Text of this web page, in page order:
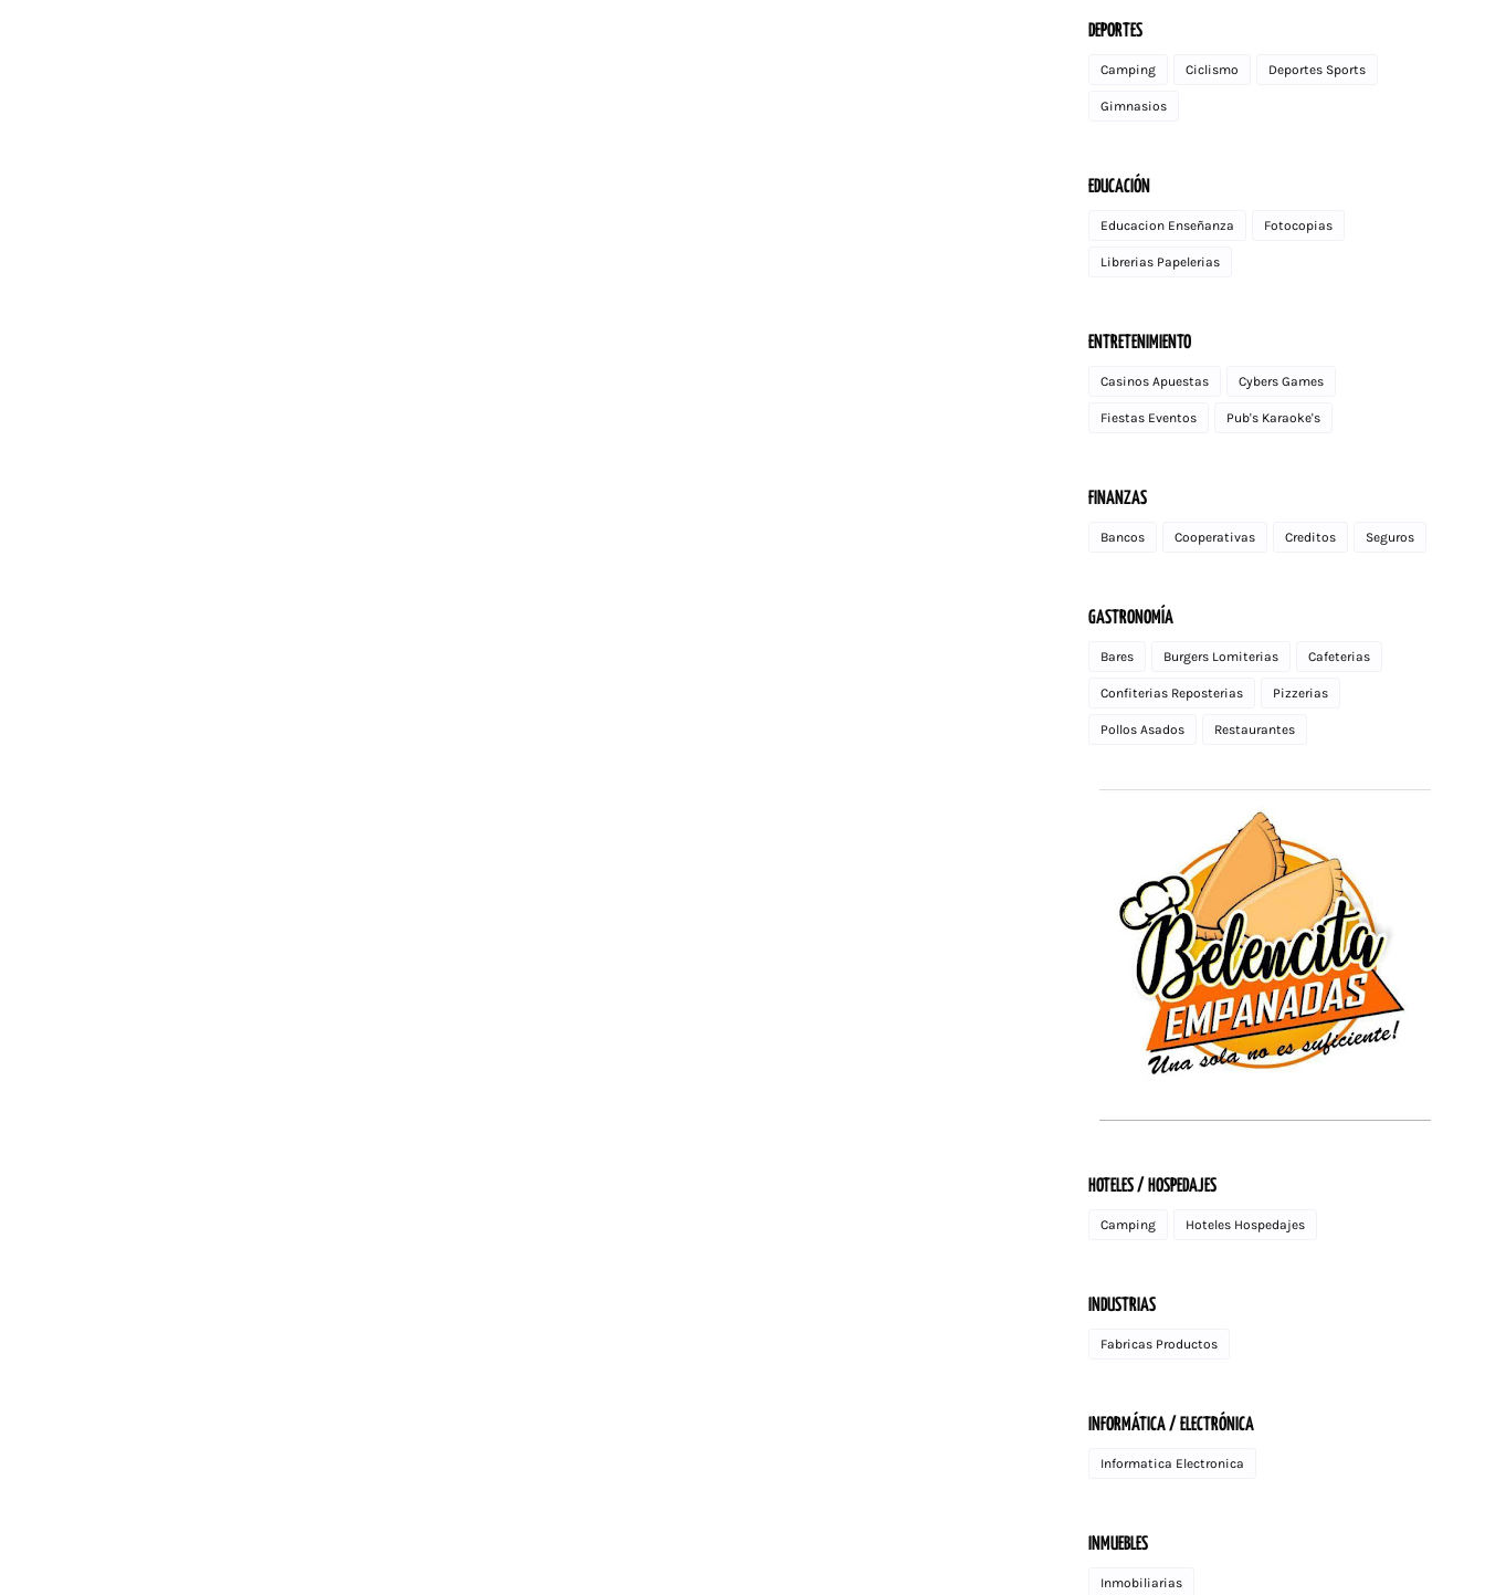
DEPORTES
Camping Ciclismo Deportes Sports
Gimnasios
EDUCACIÓN
Educacion Enseñanza Fotocopias
Librerias Papelerias
ENTRETENIMIENTO
Casinos Apuestas Cybers Games
Fiestas Eventos Pub's Karaoke's
FINANZAS
Bancos Cooperativas Creditos Seguros
GASTRONOMÍA
Bares Burgers Lomiterias Cafeterias
Confiterias Reposterias Pizzerias
Pollos Asados Restaurantes
HOTELES / HOSPEDAJES
Camping Hoteles Hospedajes
INDUSTRIAS
Fabricas Productos
INFORMÁTICA / ELECTRÓNICA
Informatica Electronica
INMUEBLES
Inmobiliarias